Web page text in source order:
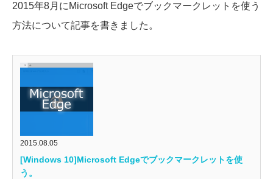
2015年8月にMicrosoft Edgeでブックマークレットを使う
方法について記事を書きました。
2015.08.05
[Windows 10]Microsoft Edgeでブックマークレットを使
う。